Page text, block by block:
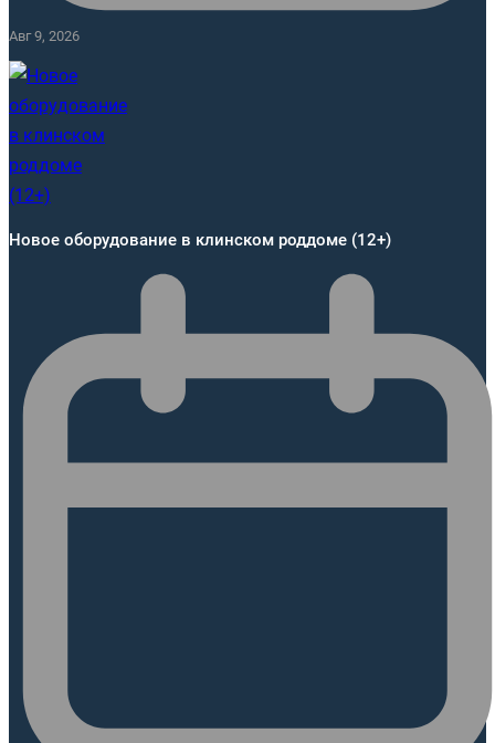
Авг 9, 2026
Новое оборудование в клинском роддоме (12+)